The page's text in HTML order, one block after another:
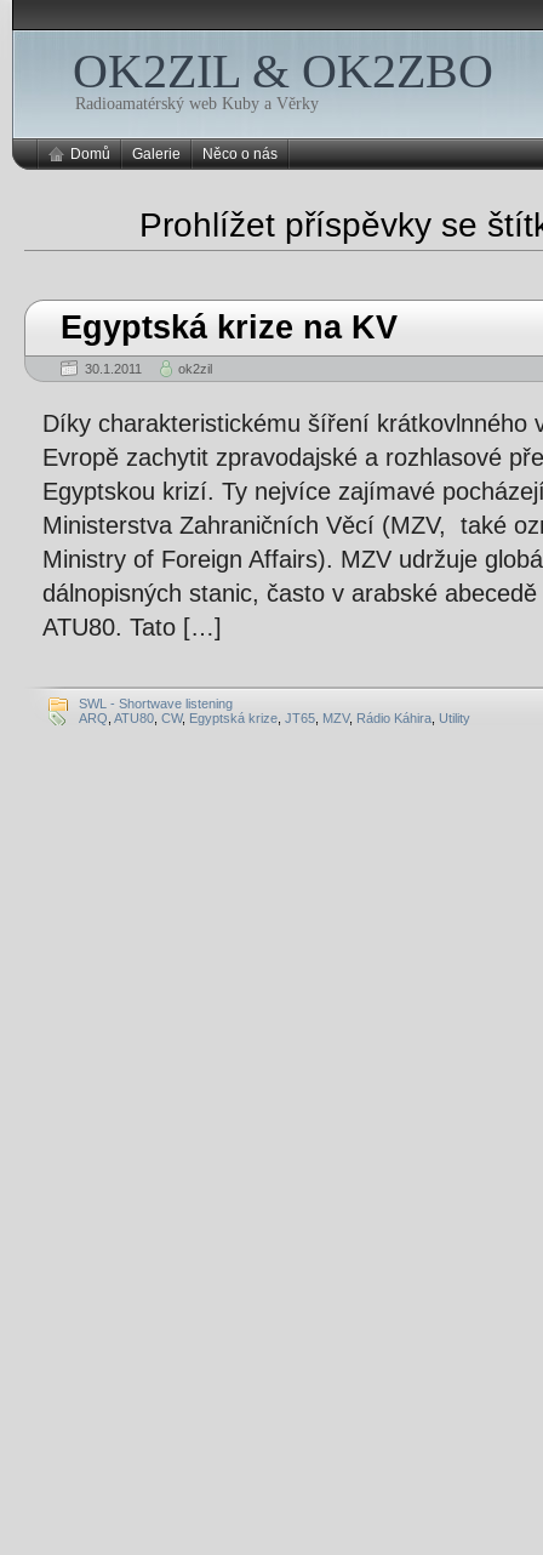
OK2ZIL & OK2ZBO
Radioamatérský web Kuby a Věrky
Domů Galerie Něco o nás
Prohlížet příspěvky se
Egyptská krize na KV
30.1.2011 ok2zil
Díky charakteristickému šíření krátkovlnného
Evropě zachytit zpravodajské a rozhlasové
Egyptskou krizí. Ty nejvíce zajímavé
Ministerstva Zahraničních Věcí (MZV, také
Ministry of Foreign Affairs). MZV udržuje
dálnopisných stanic, často v arabské
ATU80. Tato […]
SWL - Shortwave listening
ARQ ATU80 CW, Egyptská krize JT65 MZV, Rádio Káhira Utility